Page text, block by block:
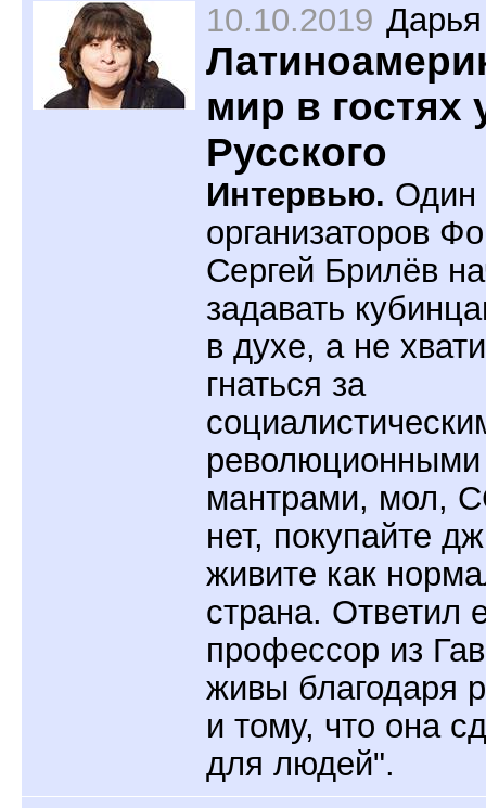
10.10.2019
мир в гостях
Русского
Интервью. Один
организаторов
Сергей Брилёв
задавать
в духе, а не
гнаться за
революционными
мантрами, мол,
нет, покупайте
живите как
страна. Ответил
профессор из
живы благодаря
и тому, что она
для людей".